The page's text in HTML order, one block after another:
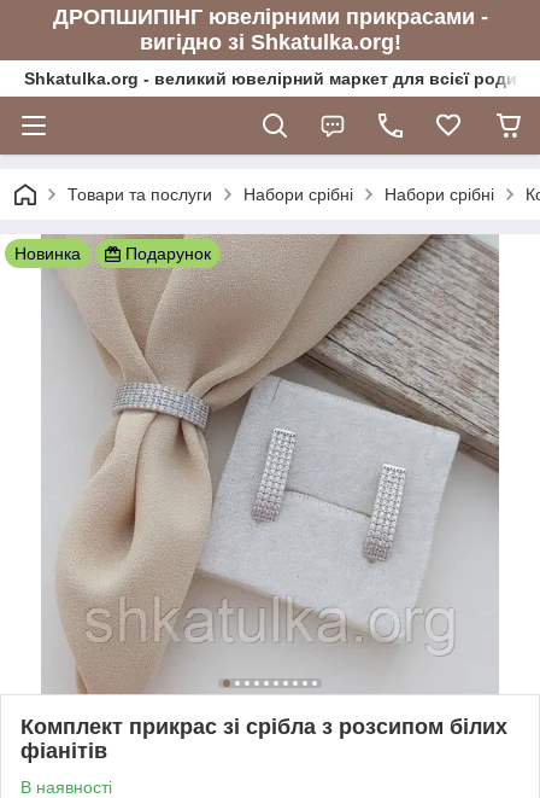
ДРОПШИПІНГ ювелірними прикрасами -
вигідно зі Shkatulka.org!
Shkatulka.org - великий ювелірний маркет для всієї
Товари та послуги Набори срібні Набори срібні
Новинка Подарунок
Комплект прикрас зі срібла з розсипом білих
фіанітів
В наявності